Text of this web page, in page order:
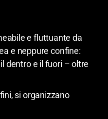
e fluttuante da
e neppure confine:
dentro e il fuori – oltre
si organizzano